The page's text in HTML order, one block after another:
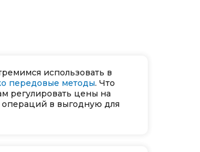
использовать в
передовые методы. Что
регулировать цены на
в выгодную для